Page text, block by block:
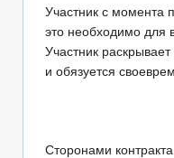
Участник с момента
это необходимо для
Участник
и обязуется
Сторонами